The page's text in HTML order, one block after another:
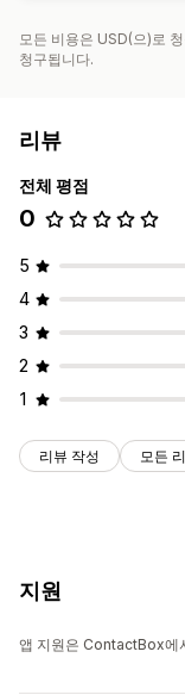
모든 비용은 USD(으)로
청구됩니다.
리뷰
전체 평점
0
5
4
3
2
1
리뷰 작성 모든
지원
앱 지원은 ContactBox에